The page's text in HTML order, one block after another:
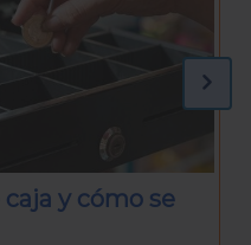
preparar una